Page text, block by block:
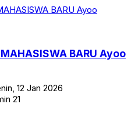
BARU Ayoo
12 Jan 2026
21